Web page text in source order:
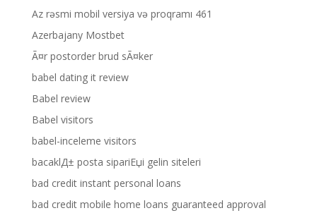
Az rəsmi mobil versiya və proqramı 461
Azerbajany Mostbet
Ã¤r postorder brud sÃ¤ker
babel dating it review
Babel review
Babel visitors
babel-inceleme visitors
bacaklД± posta sipariЕџi gelin siteleri
bad credit instant personal loans
bad credit mobile home loans guaranteed approval